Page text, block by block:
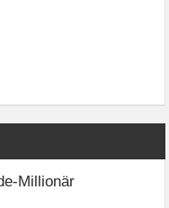
Millionär